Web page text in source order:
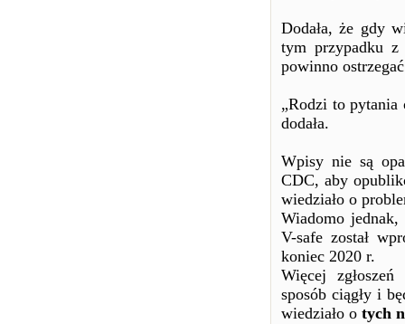
Dodała, że ​​gdy
tym przypadku z
powinno
„Rodzi to
dodała.
Wpisy nie są
CDC, aby
wiedziało o
Wiadomo jednak,
V-safe został
koniec 2020 r.
Więcej
sposób ciągły i
wiedziało o tych